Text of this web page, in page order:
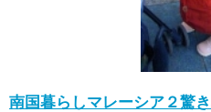
南国暮らしマレーシア２驚